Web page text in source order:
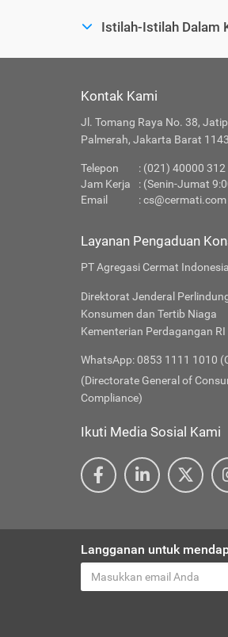
Istilah-Istilah Dalam
Kontak Kami
Jl. Tomang Raya No. 38,
Palmerah, Jakarta Barat
Telepon
: (021) 40000 312
Jam Kerja
: (Senin-Jumat
Email
:cs@cermati.com
Layanan Pengaduan
PT Agregasi Cermat
Direktorat Jenderal
Konsumen dan Tertib Niaga
Kementerian Perdagangan RI
WhatsApp: 0853 1111 1010
(Directorate General of
Compliance)
Ikuti Media Sosial Kami
Langganan untuk